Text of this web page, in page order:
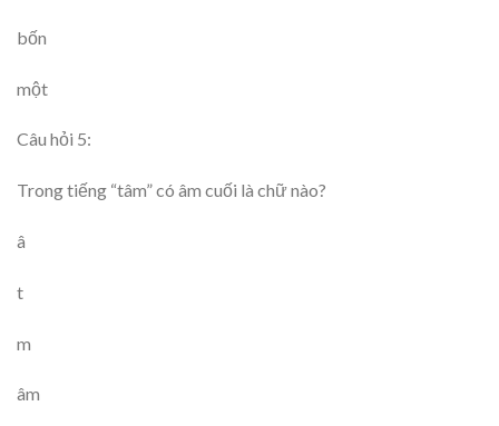
bốn
một
Câu hỏi 5:
Trong tiếng “tâm” có âm cuối là chữ nào?
â
t
m
âm